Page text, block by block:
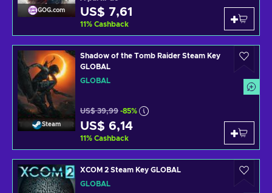
GOG.com US$ 7,61
11% Cashback
Steam
Shadow of the Tomb Raider Steam Key
GLOBAL
GLOBAL
US$ 39,99 -85%
US$ 6,14
11% Cashback
XCOM 2 Steam Key GLOBAL
GLOBAL